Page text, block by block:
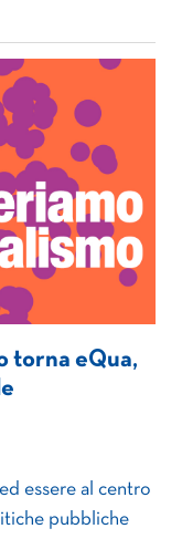
torna eQua,
essere al centro
pubbliche